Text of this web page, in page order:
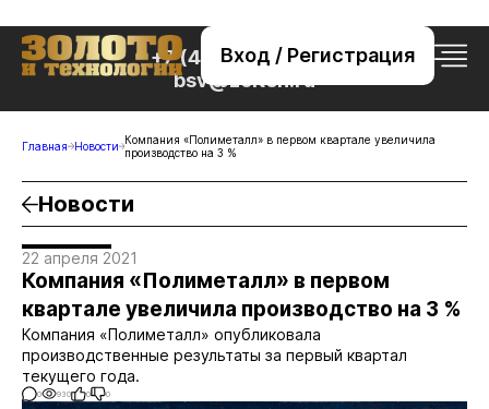
Вход / Регистрация
+7 (495) 221-76-32
bsv@zolteh.ru
Главная Новости Компания «Полиметалл» в первом квартале увеличила
производство на 3 %
Новости
22 апреля 2021
Компания «Полиметалл» в первом
квартале увеличила производство на 3 %
Компания «Полиметалл» опубликовала
производственные результаты за первый квартал
текущего года.
0 930 0 0